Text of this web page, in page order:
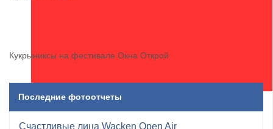
Кукрыниксы на фестивале Окна Открой
Последние фотоотчеты
Счастливые лица Wacken Open Air